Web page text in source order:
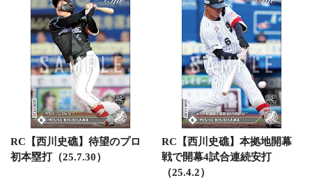
RC【西川史礁】待望のプロ
初本塁打（25.7.30）
RC【西川史礁】本拠地開幕
戦で開幕4試合連続安打
（25.4.2）